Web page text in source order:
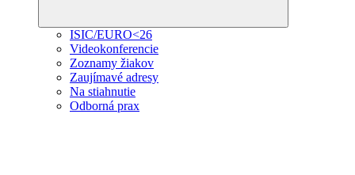
ISIC/EURO<26
Videokonferencie
Zoznamy žiakov
Zaujímavé adresy
Na stiahnutie
Odborná prax